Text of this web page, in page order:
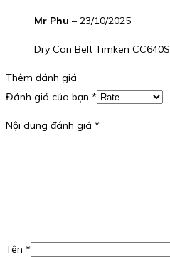
Mr Phu – 23/10/2025
Dry Can Belt Timken CC640S
Thêm đánh giá
Đánh giá của bạn *
Nội dung đánh giá *
Tên *